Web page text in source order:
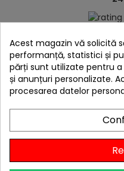
4 ALTE
Acest magazin vă solicită
performanță, statistici și
părți sunt utilizate pentru
și anunțuri personalizate.
procesarea datelor